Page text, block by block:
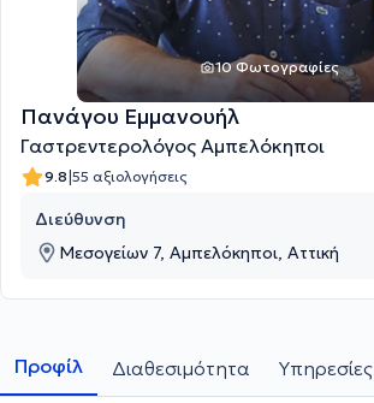
10 Φωτογραφίες
Πανάγου Εμμανουήλ
Γαστρεντερολόγος Αμπελόκηποι
9.8|55 αξιολογήσεις
Διεύθυνση
Μεσογείων 7, Αμπελόκηποι, Αττική
Προφίλ Διαθεσιμότητα Υπηρεσίες